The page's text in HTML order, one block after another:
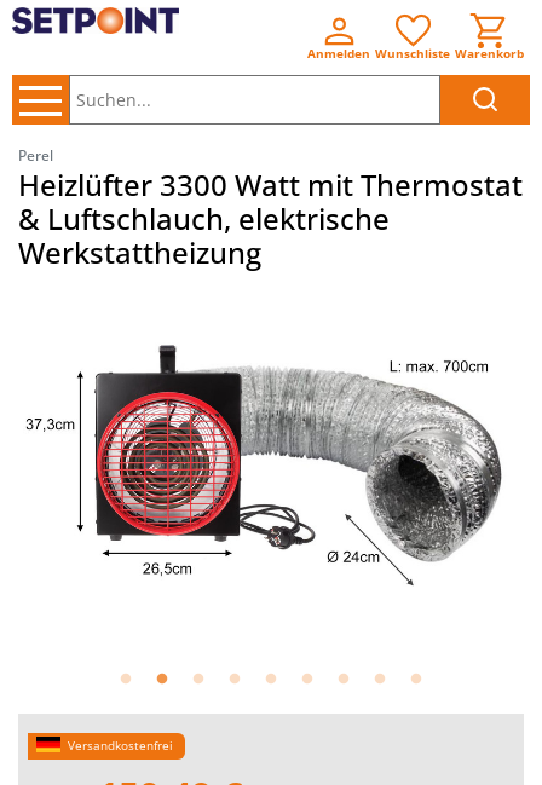
Anmelden Wunschliste Warenkorb
Perel
Heizlüfter 3300 Watt mit Thermostat
& Luftschlauch, elektrische
Werkstattheizung
Versandkostenfrei